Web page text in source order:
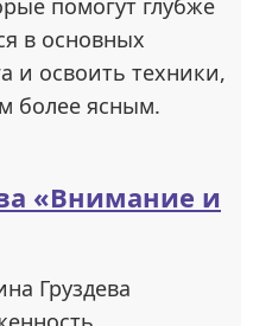
помогут глубже
в основных
и освоить техники,
более ясным.
«Внимание и
Груздева